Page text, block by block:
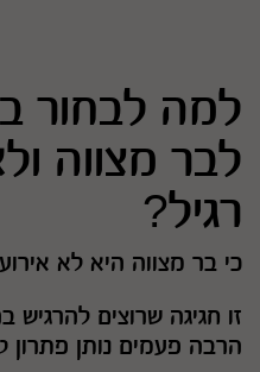
למה לבחור
לבר מצווה
רגיל?
כי בר מצווה היא לא
זו חגיגה שרוצים להרגיש
הרבה פעמים נותן פתרון